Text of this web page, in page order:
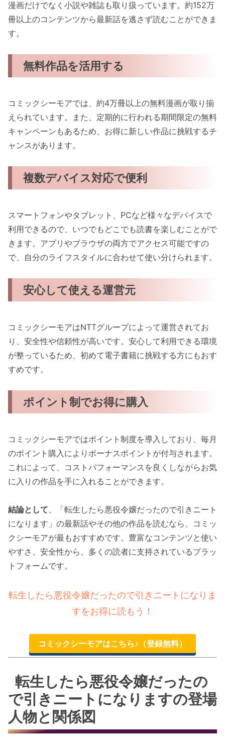
漫画だけでなく小説や雑誌も取り扱っています。約152万
冊以上のコンテンツから最新話を逃さず読むことができま
す。
無料作品を活用する
コミックシーモアでは、約4万冊以上の無料漫画が取り揃
えられています。また、定期的に行われる期間限定の無料
キャンペーンもあるため、お得に新しい作品に挑戦するチ
ャンスがあります。
複数デバイス対応で便利
スマートフォンやタブレット、PCなど様々なデバイスで
利用できるので、いつでもどこでも読書を楽しむことがで
きます。アプリやブラウザの両方でアクセス可能ですの
で、自分のライフスタイルに合わせて使い分けられます。
安心して使える運営元
コミックシーモアはNTTグループによって運営されてお
り、安全性や信頼性が高いです。安心して利用できる環境
が整っているため、初めて電子書籍に挑戦する方にもおす
すめです。
ポイント制でお得に購入
コミックシーモアではポイント制度を導入しており、毎月
のポイント購入によりボーナスポイントが付与されます。
これによって、コストパフォーマンスを良くしながらお気
に入りの作品を手に入れることができます。
結論として、「転生したら悪役令嬢だったので引きニート
になります」の最新話やその他の作品を読むなら、コミッ
クシーモアが最もおすすめです。豊富なコンテンツと使い
やすさ、安全性から、多くの読者に支持されているプラッ
トフォームです。
転生したら悪役令嬢だったので引きニートになりま
すをお得に読もう！
コミックシーモアはこちら♪（登録無料）
転生したら悪役令嬢だったの
で引きニートになりますの登場
人物と関係図